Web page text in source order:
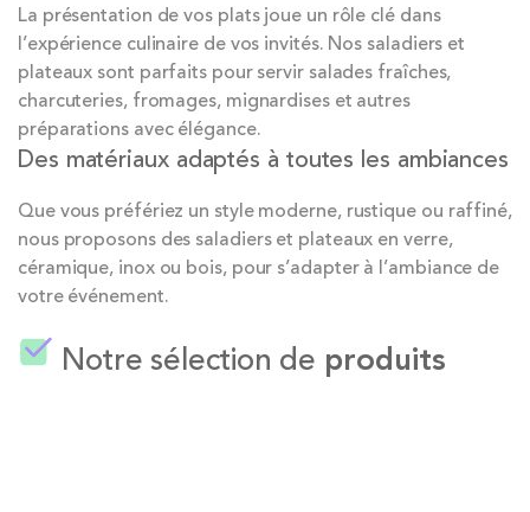
La présentation de vos plats joue un rôle clé dans
l’expérience culinaire de vos invités. Nos saladiers et
plateaux sont parfaits pour servir salades fraîches,
charcuteries, fromages, mignardises et autres
préparations avec élégance.
Des matériaux adaptés à toutes les ambiances
Que vous préfériez un style moderne, rustique ou raffiné,
nous proposons des saladiers et plateaux en verre,
céramique, inox ou bois, pour s’adapter à l’ambiance de
votre événement.
Notre sélection de produits